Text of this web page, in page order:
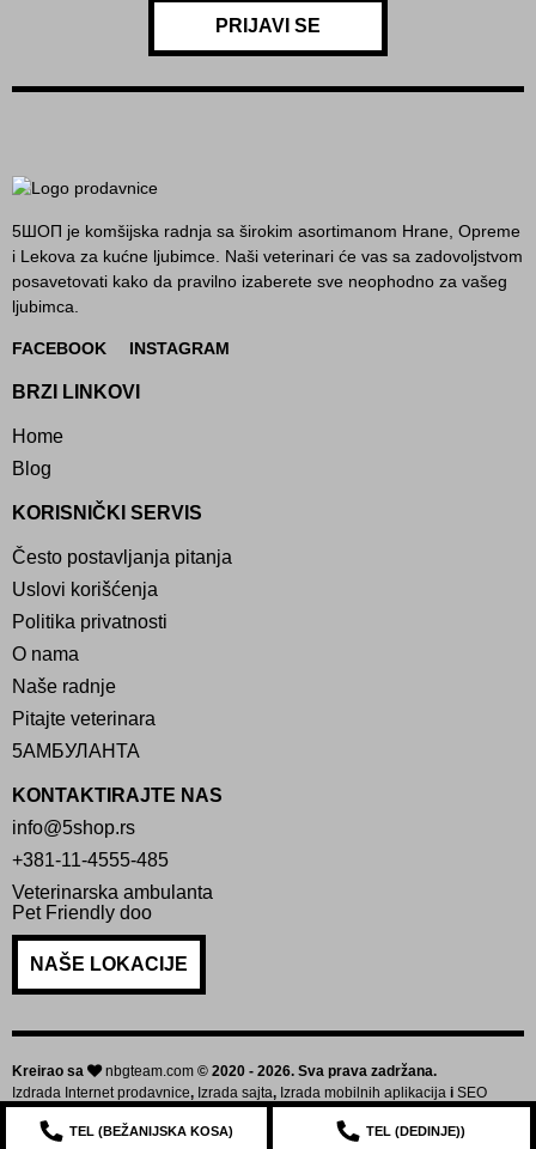
PRIJAVI SE
5ШОП je komšijska radnja sa širokim asortimanom Hrane, Opreme
i Lekova za kućne ljubimce. Naši veterinari će vas sa zadovoljstvom
posavetovati kako da pravilno izaberete sve neophodno za vašeg
ljubimca.
FACEBOOK INSTAGRAM
BRZI LINKOVI
Home
Blog
KORISNIČKI SERVIS
Često postavljanja pitanja
Uslovi korišćenja
Politika privatnosti
O nama
Naše radnje
Pitajte veterinara
5АМБУЛАНТА
KONTAKTIRAJTE NAS
info@5shop.rs
+381-11-4555-485
Veterinarska ambulanta
Pet Friendly doo
NAŠE LOKACIJE
Kreirao sa nbgteam.com © 2020 - 2026. Sva prava zadržana.
Izdrada Internet prodavnice, Izrada sajta, Izrada mobilnih aplikacija i SEO
TEL (BEŽANIJSKA KOSA) TEL (DEDINJE))